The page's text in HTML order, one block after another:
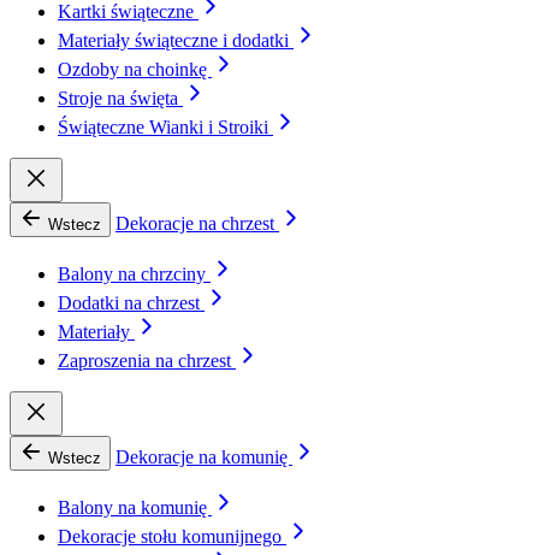
Kartki świąteczne
Materiały świąteczne i dodatki
Ozdoby na choinkę
Stroje na święta
Świąteczne Wianki i Stroiki
Wstecz Dekoracje na chrzest
Balony na chrzciny
Dodatki na chrzest
Materiały
Zaproszenia na chrzest
Wstecz Dekoracje na komunię
Balony na komunię
Dekoracje stołu komunijnego